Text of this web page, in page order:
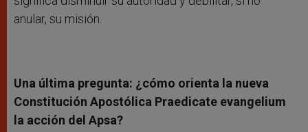
anular, su misión.
Una última pregunta: ¿cómo orienta la nueva
Constitución Apostólica Praedicate evangelium
la acción del Apsa?